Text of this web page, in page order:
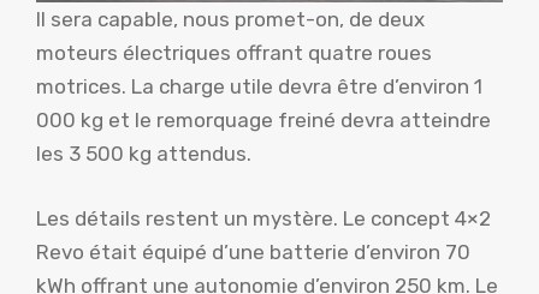
Il sera capable, nous promet-on, de deux
moteurs électriques offrant quatre roues
motrices. La charge utile devra être d’environ 1
000 kg et le remorquage freiné devra atteindre
les 3 500 kg attendus.
Les détails restent un mystère. Le concept 4×2
Revo était équipé d’une batterie d’environ 70
kWh offrant une autonomie d’environ 250 km. Le